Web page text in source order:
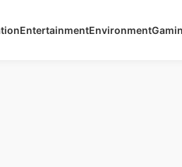
EntertainmentEnvironment